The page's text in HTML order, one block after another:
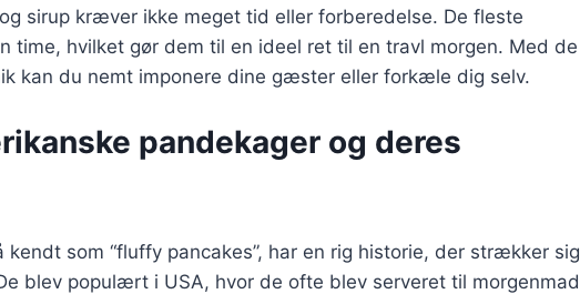
sirup kræver ikke meget tid eller forberedelse. De fleste
time, hvilket gør dem til en ideel ret til en travl morgen. Med de
kan du nemt imponere dine gæster eller forkæle dig selv.
pandekager og deres
kendt som “fluffy pancakes”, har en rig historie, der strækker sig
blev populært i USA, hvor de ofte blev serveret til morgenmad